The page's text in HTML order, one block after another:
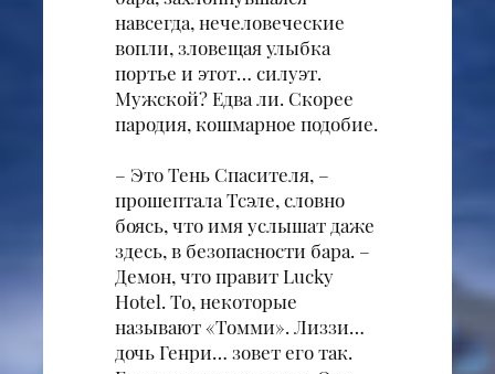
навсегда, нечеловеческие
вопли, зловещая улыбка
портье и этот… силуэт.
Мужской? Едва ли. Скорее
пародия, кошмарное подобие.
– Это Тень Спасителя, –
прошептала Тсэле, словно
боясь, что имя услышат даже
здесь, в безопасности бара. –
Демон, что правит Lucky
Hotel. То, некоторые
называют «Томми». Лиззи…
дочь Генри… зовет его так.